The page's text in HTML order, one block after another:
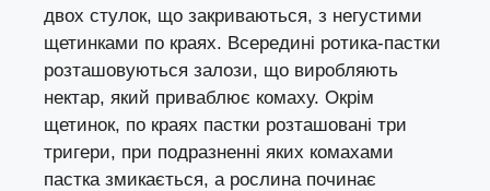
двох стулок, що закриваються, з негустими
щетинками по краях. Всередині ротика-пастки
розташовуються залози, що виробляють
нектар, який приваблює комаху. Окрім
щетинок, по краях пастки розташовані три
тригери, при подразненні яких комахами
пастка змикається, а рослина починає